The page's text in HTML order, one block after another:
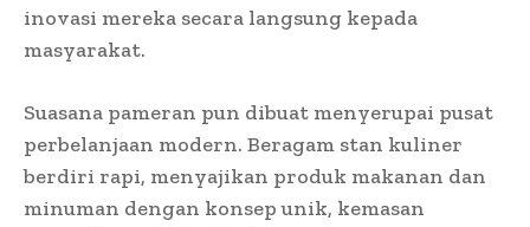
inovasi mereka secara langsung kepada
masyarakat.
Suasana pameran pun dibuat menyerupai pusat
perbelanjaan modern. Beragam stan kuliner
berdiri rapi, menyajikan produk makanan dan
minuman dengan konsep unik, kemasan